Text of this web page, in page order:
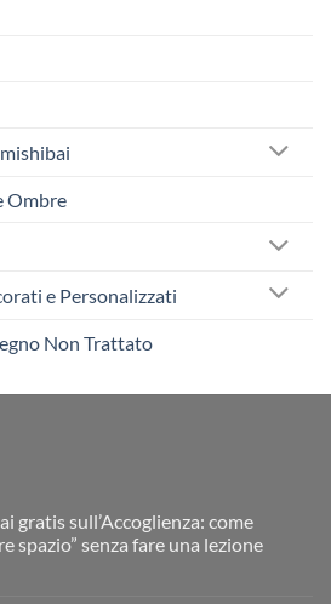
Ombre
e Personalizzati
Non Trattato
gratis sull’Accoglienza: come
spazio” senza fare una lezione